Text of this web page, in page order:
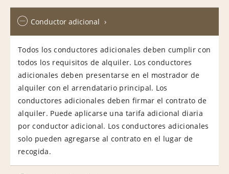
Conductor adicional
Todos los conductores adicionales deben cumplir con
todos los requisitos de alquiler. Los conductores
adicionales deben presentarse en el mostrador de
alquiler con el arrendatario principal. Los
conductores adicionales deben firmar el contrato de
alquiler. Puede aplicarse una tarifa adicional diaria
por conductor adicional. Los conductores adicionales
solo pueden agregarse al contrato en el lugar de
recogida.